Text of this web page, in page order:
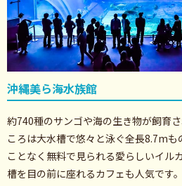
沖縄美ら海水族館
約740種のサンゴや海の生き物が飼育
ころは大水槽で悠々と泳ぐ全長8.7mも
ことなく無料で見られる愛らしいイル
槽を目の前に座れるカフェも人気です。